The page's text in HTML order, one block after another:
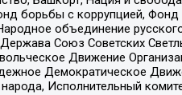
борьбы с коррупцией,
объединение
Союз Советских
Движение
Демократическое
Исполнительный